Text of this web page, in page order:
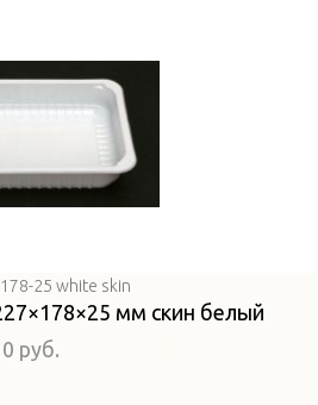
25 white skin
мм скин белый
0 руб.